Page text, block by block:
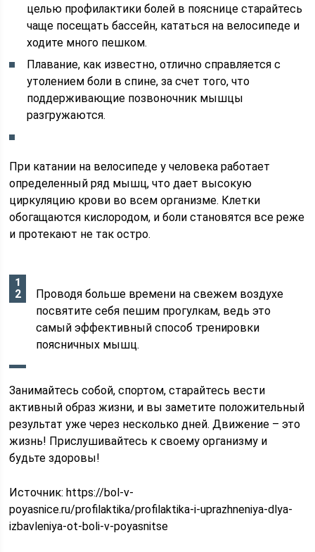
целью профилактики болей в пояснице старайтесь
чаще посещать бассейн, кататься на велосипеде и
ходите много пешком.
Плавание, как известно, отлично справляется с
утолением боли в спине, за счет того, что
поддерживающие позвоночник мышцы
разгружаются.
При катании на велосипеде у человека работает
определенный ряд мышц, что дает высокую
циркуляцию крови во всем организме. Клетки
обогащаются кислородом, и боли становятся все реже
и протекают не так остро.
Проводя больше времени на свежем воздухе
посвятите себя пешим прогулкам, ведь это
самый эффективный способ тренировки
поясничных мышц.
Занимайтесь собой, спортом, старайтесь вести
активный образ жизни, и вы заметите положительный
результат уже через несколько дней. Движение – это
жизнь! Прислушивайтесь к своему организму и
будьте здоровы!
Источник:https://bol-v-
poyasnice.ru/profilaktika/profilaktika-i-uprazhneniya-dlya-
izbavleniya-ot-boli-v-poyasnitse